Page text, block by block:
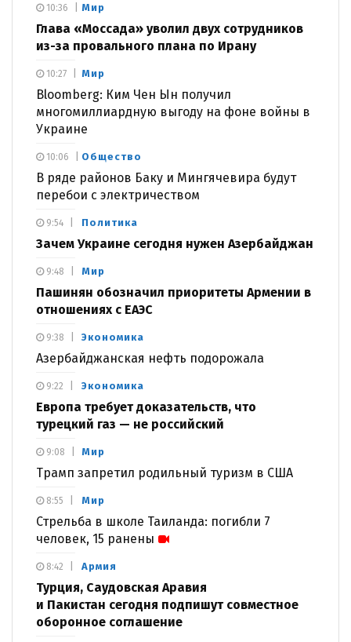
Мир
Глава «Моссада» уволил двух сотрудников
из-за провального плана по Ирану
10:36
Мир
Bloomberg: Ким Чен Ын получил
многомиллиардную выгоду на фоне войны в
Украине
10:27
Общество
В ряде районов Баку и Мингячевира будут
перебои с электричеством
10:06
Политика
Зачем Украине сегодня нужен Азербайджан
9:54
Мир
Пашинян обозначил приоритеты Армении в
отношениях с ЕАЭС
9:48
Экономика
Азербайджанская нефть подорожала
9:38
Экономика
Европа требует доказательств, что
турецкий газ — не российский
9:22
Мир
Трамп запретил родильный туризм в США
9:08
Мир
Стрельба в школе Таиланда: погибли 7
человек, 15 ранены
8:55
Армия
Турция, Саудовская Аравия
и Пакистан сегодня подпишут совместное
оборонное соглашение
8:42